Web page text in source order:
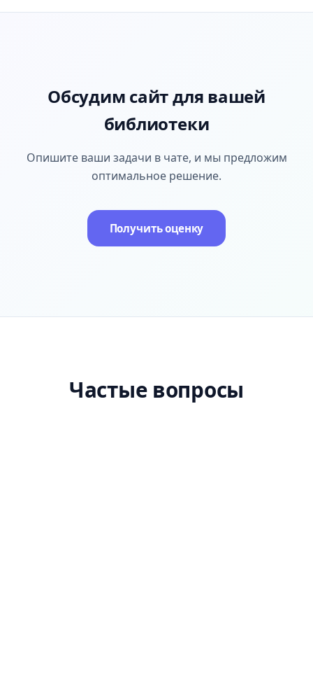
Обсудим сайт для вашей
библиотеки
Опишите ваши задачи в чате, и мы предложим
оптимальное решение.
Получить оценку
Частые вопросы